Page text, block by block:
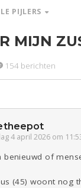
PIJLERS
Contact
MIJN
154 berichten
4 april 2026 om
benieuwd of
(45) woont nog